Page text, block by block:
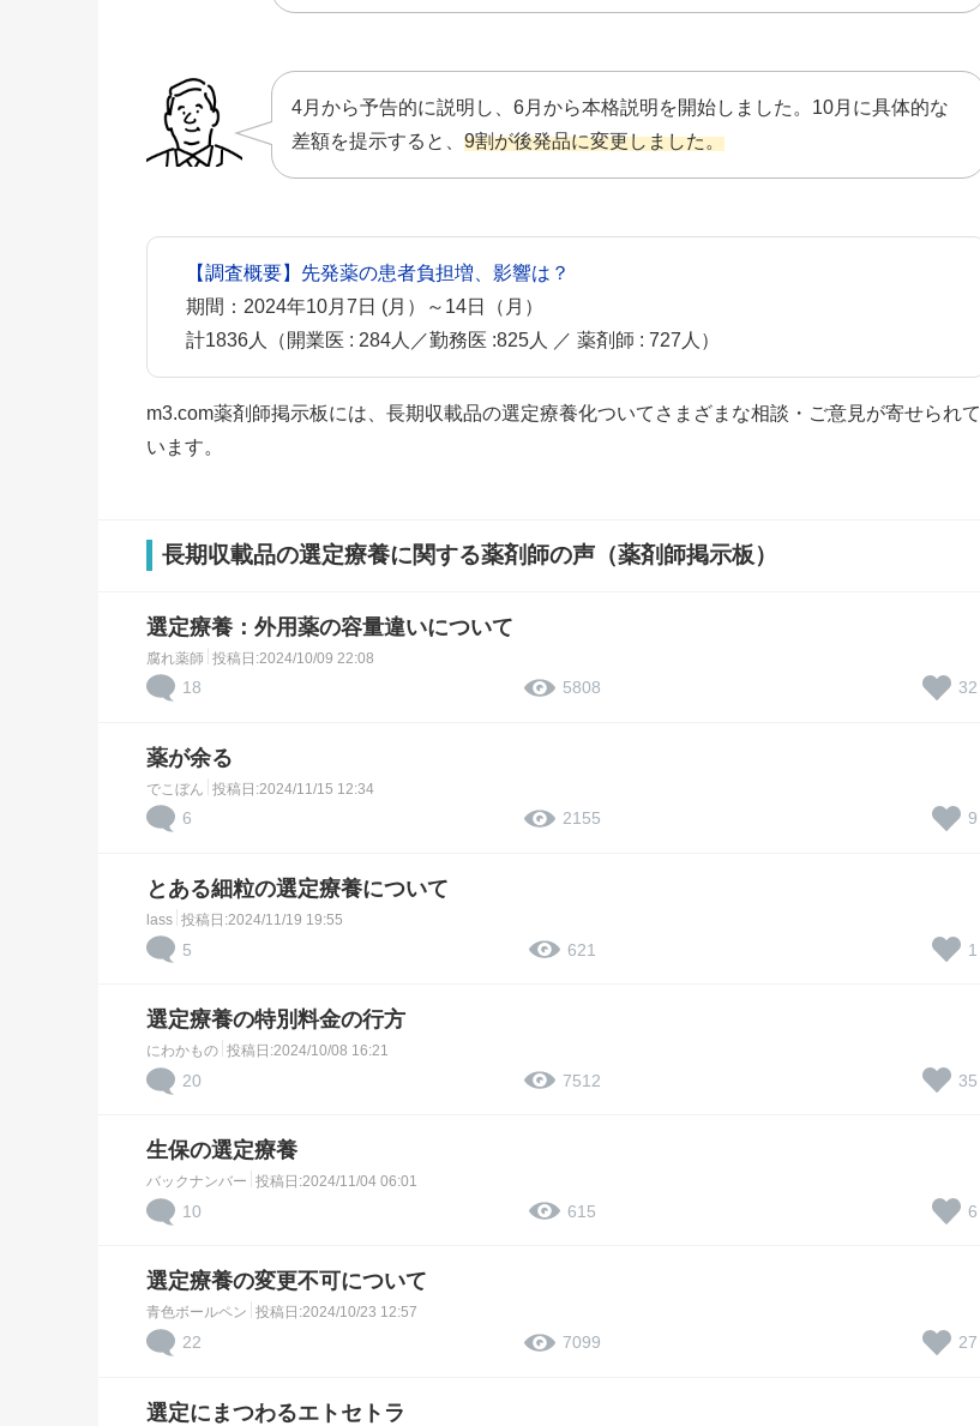
4月から予告的に説明し、6月から本格説明を開始しました。10月に具体的な
差額を提示すると、 9割が後発品に変更しました。
【調査概要】先発薬の患者負担増、影響は？
期間：2024年10月7日 (月）～14日（月）
計1836人（開業医 : 284人／勤務医 :825人 ／ 薬剤師 : 727人）
m3.com薬剤師掲示板には、長期収載品の選定療養化ついてさまざまな相談・ご意見が寄せられて
います。
長期収載品の選定療養に関する薬剤師の声（薬剤師掲示板）
選定療養：外用薬の容量違いについて
腐れ薬師 投稿日:2024/10/09 22:08
18 5808 32
薬が余る
でこぼん 投稿日:2024/11/15 12:34
6 2155 9
とある細粒の選定療養について
lass 投稿日:2024/11/19 19:55
5 621 1
選定療養の特別料金の行方
にわかもの 投稿日:2024/10/08 16:21
20 7512 35
生保の選定療養
バックナンバー 投稿日:2024/11/04 06:01
10 615 6
選定療養の変更不可について
青色ボールペン 投稿日:2024/10/23 12:57
22 7099 27
選定にまつわるエトセトラ